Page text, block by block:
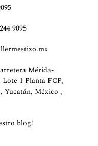
9095
Mérida-
1 Planta FCP,
Yucatán, México ,
blog!